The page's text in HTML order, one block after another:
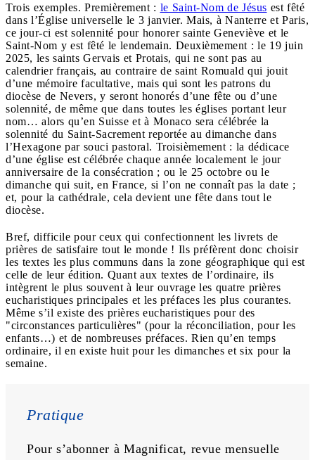
Trois exemples. Premièrement : le Saint-Nom de Jésus est fêté
dans l’Église universelle le 3 janvier. Mais, à Nanterre et Paris,
ce jour-ci est solennité pour honorer sainte Geneviève et le
Saint-Nom y est fêté le lendemain. Deuxièmement : le 19 juin
2025, les saints Gervais et Protais, qui ne sont pas au
calendrier français, au contraire de saint Romuald qui jouit
d’une mémoire facultative, mais qui sont les patrons du
diocèse de Nevers, y seront honorés d’une fête ou d’une
solennité, de même que dans toutes les églises portant leur
nom… alors qu’en Suisse et à Monaco sera célébrée la
solennité du Saint-Sacrement reportée au dimanche dans
l’Hexagone par souci pastoral. Troisièmement : la dédicace
d’une église est célébrée chaque année localement le jour
anniversaire de la consécration ; ou le 25 octobre ou le
dimanche qui suit, en France, si l’on ne connaît pas la date ;
et, pour la cathédrale, cela devient une fête dans tout le
diocèse.
Bref, difficile pour ceux qui confectionnent les livrets de
prières de satisfaire tout le monde ! Ils préfèrent donc choisir
les textes les plus communs dans la zone géographique qui est
celle de leur édition. Quant aux textes de l’ordinaire, ils
intègrent le plus souvent à leur ouvrage les quatre prières
eucharistiques principales et les préfaces les plus courantes.
Même s’il existe des prières eucharistiques pour des
"circonstances particulières" (pour la réconciliation, pour les
enfants…) et de nombreuses préfaces. Rien qu’en temps
ordinaire, il en existe huit pour les dimanches et six pour la
semaine.
Pratique
Pour s’abonner à Magnificat, revue mensuelle